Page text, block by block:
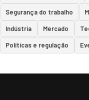
Segurança do trabalho
Indústria Mercado
Políticas e regulação